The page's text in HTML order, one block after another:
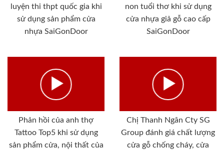
luyện thi thpt quốc gia khi
sử dụng sản phẩm cửa
nhựa SaiGonDoor
non tuổi thơ khi sử dụng
cửa nhựa giả gỗ cao cấp
SaiGonDoor
Phản hồi của anh thợ
Tattoo Top5 khi sử dụng
sản phẩm cửa, nội thất của
Chị Thanh Ngân Cty SG
Group đánh giá chất lượng
cửa gỗ chống cháy, cửa